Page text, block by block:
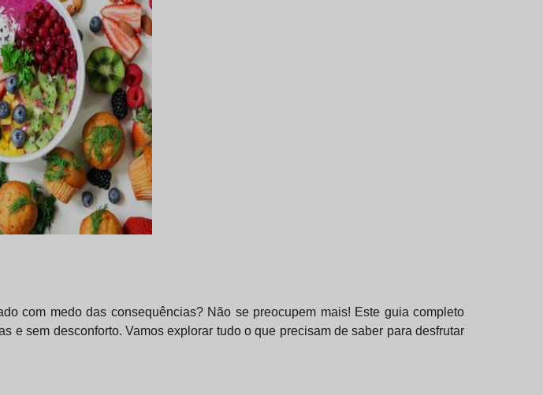
com medo das consequências? Não se preocupem mais! Este guia completo
sem desconforto. Vamos explorar tudo o que precisam de saber para desfrutar